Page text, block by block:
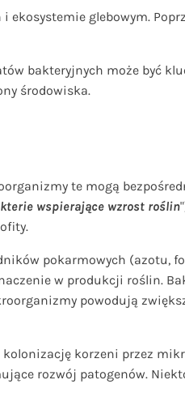
ekosystemie glebowym.
bakteryjnych może być
środowiska.
te mogą
wspierające wzrost roślin
pokarmowych (azotu,
w produkcji roślin.
powodują
korzeni przez
rozwój patogenów.